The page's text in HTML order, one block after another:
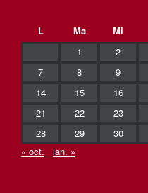
L
Ma Mi
1
2
7
8 9
14
15 16
21
22 23
28
29
30
« oct.
ian. »